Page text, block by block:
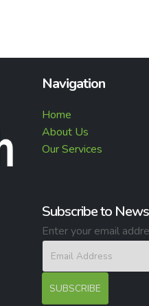
Navigation
Home
About Us
Our Services
Subscribe to
Enter your email